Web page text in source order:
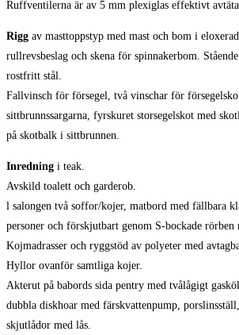
Ruffventilerna är av 5 mm plexiglas effektivt
Rigg av masttoppstyp med mast och bom i
rullrevsbeslag och skena för spinnakerbom.
rostfritt stål.
Fallvinsch för försegel, två vinschar för
sittbrunnssargarna, fyrskuret storsegelskot med
på skotbalk i sittbrunnen.
Inredning i teak.
Avskild toalett och garderob.
l salongen två soffor/kojer, matbord med fällbara
personer och förskjutbart genom S-bockade rörben
Kojmadrasser och ryggstöd av polyeter med
Hyllor ovanför samtliga kojer.
Akterut på babords sida pentry med tvålågigt
dubbla diskhoar med färskvattenpump,
skjutlådor med lås.